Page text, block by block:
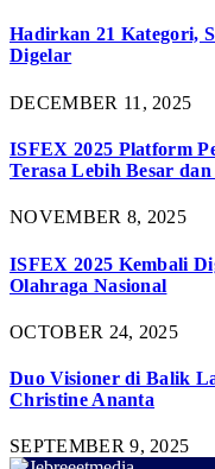
Hadirkan 21 Kategori,
Digelar
DECEMBER 11, 2025
ISFEX 2025 Platform
Terasa Lebih Besar
NOVEMBER 8, 2025
ISFEX 2025 Kembali
Olahraga Nasional
OCTOBER 24, 2025
Duo Visioner di Balik
Christine Ananta
SEPTEMBER 9, 2025